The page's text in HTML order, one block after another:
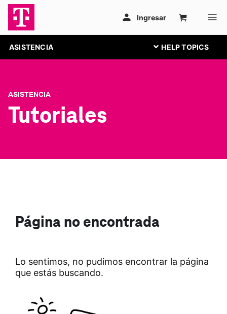
ASISTENCIA
ASISTENCIA
Tutoriales